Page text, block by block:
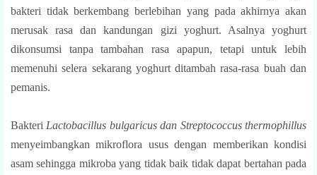
bakteri tidak berkembang berlebihan yang pada akhirnya akan
merusak rasa dan kandungan gizi yoghurt. Asalnya yoghurt
dikonsumsi tanpa tambahan rasa apapun, tetapi untuk lebih
memenuhi selera sekarang yoghurt ditambah rasa-rasa buah dan
pemanis.
Bakteri Lactobacillus bulgaricusdan Streptococcus thermophillus
menyeimbangkan mikroflora usus dengan memberikan kondisi
asam sehingga mikroba yang tidak baik tidak dapat bertahan pada